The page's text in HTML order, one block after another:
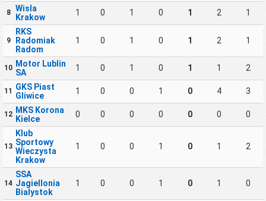
8
Wisla
Krakow
1 0 1 0 1 2 1
9
RKS
Radomiak
Radom
1 0 1 0 1 2 1
10 Motor Lublin
SA
1 0 1 0 1 1 2
11
GKS Piast
Gliwice
1 0 0 1 0 4 3
12 MKS Korona
Kielce
0 0 0 0 0 0 0
13
Klub
Sportowy
Wieczysta
Krakow
1 0 0 1 0 1 2
14
SSA
Jagiellonia
Bialystok
1 0 0 1 0 1 0